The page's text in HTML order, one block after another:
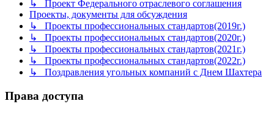
↳ Проект Федерального отраслевого соглашения
Проекты, документы для обсуждения
↳ Проекты профессиональных стандартов(2019г.)
↳ Проекты профессиональных стандартов(2020г.)
↳ Проекты профессиональных стандартов(2021г.)
↳ Проекты профессиональных стандартов(2022г.)
↳ Поздравления угольных компаний с Днем Шахтера
Права доступа